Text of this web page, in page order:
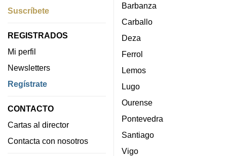
Suscríbete
REGISTRADOS
Mi perfil
Newsletters
Regístrate
CONTACTO
Cartas al director
Contacta con nosotros
Barbanza
Carballo
Deza
Ferrol
Lemos
Lugo
Ourense
Pontevedra
Santiago
Vigo